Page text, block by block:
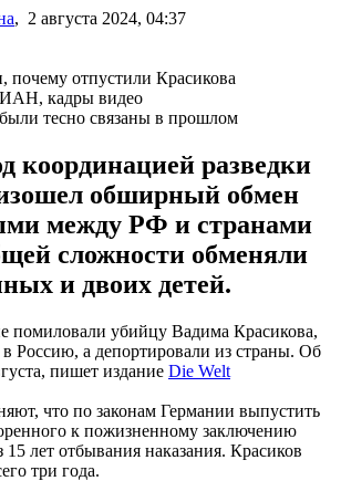
, 2 августа 2024, 04:37
кадры видео
тесно связаны в прошлом
координацией разведки
обширный обмен
между РФ и странами
сложности обменяли
и двоих детей.
помиловали убийцу Вадима Красикова,
в Россию, а депортировали из страны. Об
пишет издание Die Welt
что по законам Германии выпустить
к пожизненному заключению
15 лет отбывания наказания. Красиков
три года.